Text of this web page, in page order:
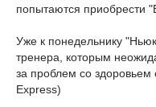
попытаются приобрести
Уже к понедельнику
тренера, которым
за проблем со здоровьем
Express)